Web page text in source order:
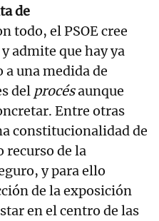
de
todo, el PSOE cree
admite que hay ya
una medida de
del procésaunque
Entre otras
constitucionalidad de
recurso de la
y para ello
de la exposición
en el centro de las